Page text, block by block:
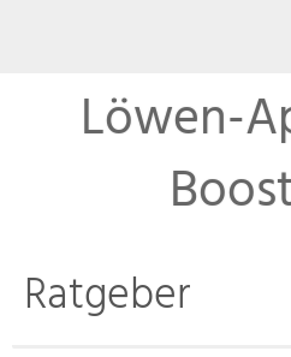
Löwen-
Ratgeber